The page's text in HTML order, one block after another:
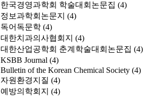
한국경영과학회 학술대회논문집 (4)
정보과학회논문지 (4)
독어독문학 (4)
대한치과의사협회지 (4)
대한산업공학회 춘계학술대회논문집 (4)
KSBB Journal (4)
Bulletin of the Korean Chemical Society (4)
자원환경지질 (4)
예방의학회지 (4)